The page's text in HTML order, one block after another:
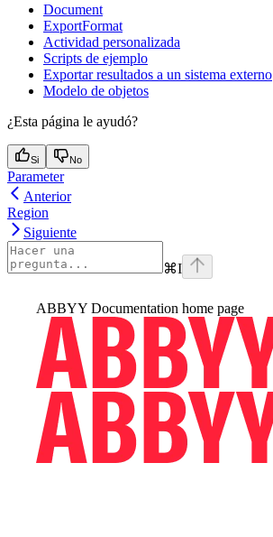
Document
ExportFormat
Actividad personalizada
Scripts de ejemplo
Exportar resultados a un sistema externo
Modelo de objetos
¿Esta página le ayudó?
Si No
Parameter
Anterior
Region
Siguiente
⌘I
ABBYY Documentation home page